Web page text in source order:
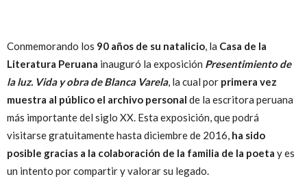
Conmemorando los 90 años de su natalicio, la Casa de la
Literatura Peruana inauguró la exposición Presentimiento de
la luz. Vida y obra de Blanca Varela, la cual por primera vez
muestra al público el archivo personal de la escritora peruana
más importante del siglo XX. Esta exposición, que podrá
visitarse gratuitamente hasta diciembre de 2016, ha sido
posible gracias a la colaboración de la familia de la poeta y es
un intento por compartir y valorar su legado.